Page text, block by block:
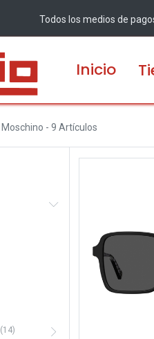
Todos los medios de
Inicio
Moschino - 9 Artículos
(14)